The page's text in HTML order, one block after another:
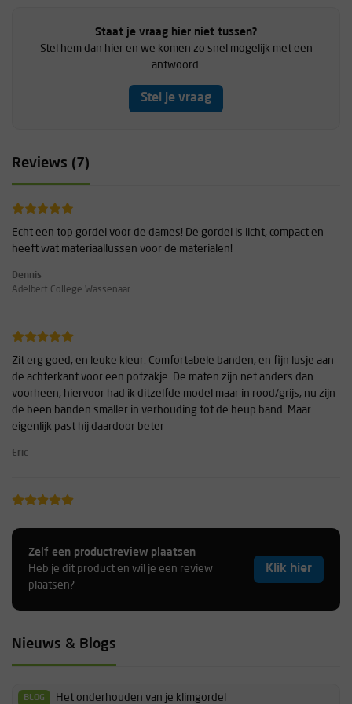
Staat je vraag hier niet tussen?
Stel hem dan hier en we komen zo snel mogelijk met een
antwoord.
Stel je vraag
Reviews (7)
Echt een top gordel voor de dames! De gordel is licht, compact en
heeft wat materiaallussen voor de materialen!
Dennis
Adelbert College Wassenaar
Zit erg goed, en leuke kleur. Comfortabele banden, en fijn lusje aan
de achterkant voor een pofzakje. De maten zijn net anders dan
voorheen, hiervoor had ik ditzelfde model maar in rood/grijs, nu zijn
de been banden smaller in verhouding tot de heup band. Maar
eigenlijk past hij daardoor beter
Eric
Esther
Het is heel goed! De been loops zijn een beetje strak. Mooie kleur.
Zelf een productreview plaatsen
Heb je dit product en wil je een review
plaatsen?
Klik hier
Nieuws & Blogs
BLOG Het onderhouden van je klimgordel